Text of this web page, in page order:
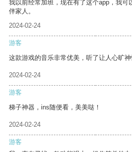
我以前经常加班，现在有了这个app，我可
伴家人。
2024-02-24
游客
这款游戏的音乐非常优美，听了让人心旷神
2024-02-24
游客
梯子神器，ins随便看，美美哒！
2024-02-24
游客